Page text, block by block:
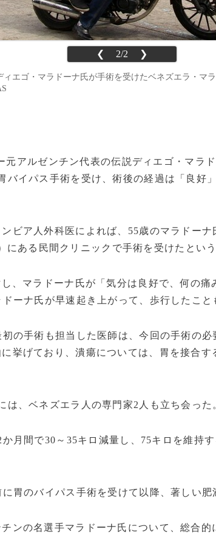
❮ 2/2 ❯
エゴ・マラドーナ氏が手術を受けたベネズエラ・マ
元アルゼンチン代表の伝説ディエゴ・マラ
バイパス手術を受け、術後の経過は「良好
ビア人外科医によれば、55歳のマラドーナ
にある民間クリニックで手術を受けたという
、マラドーナ氏が「気分は良好で、何の痛
ーナ氏が早速起き上がって、歩行したこと
の手術も担当した医師は、今回の手術の必
挙げており、潰瘍については、胃を接合す
、ベネズエラ人の専門家2人も立ち会った
月間で30～35キロ減量し、75キロを維持
胃のバイパス手術を受けて以降、著しい肥
ンの名選手マラドーナ氏について、総合的